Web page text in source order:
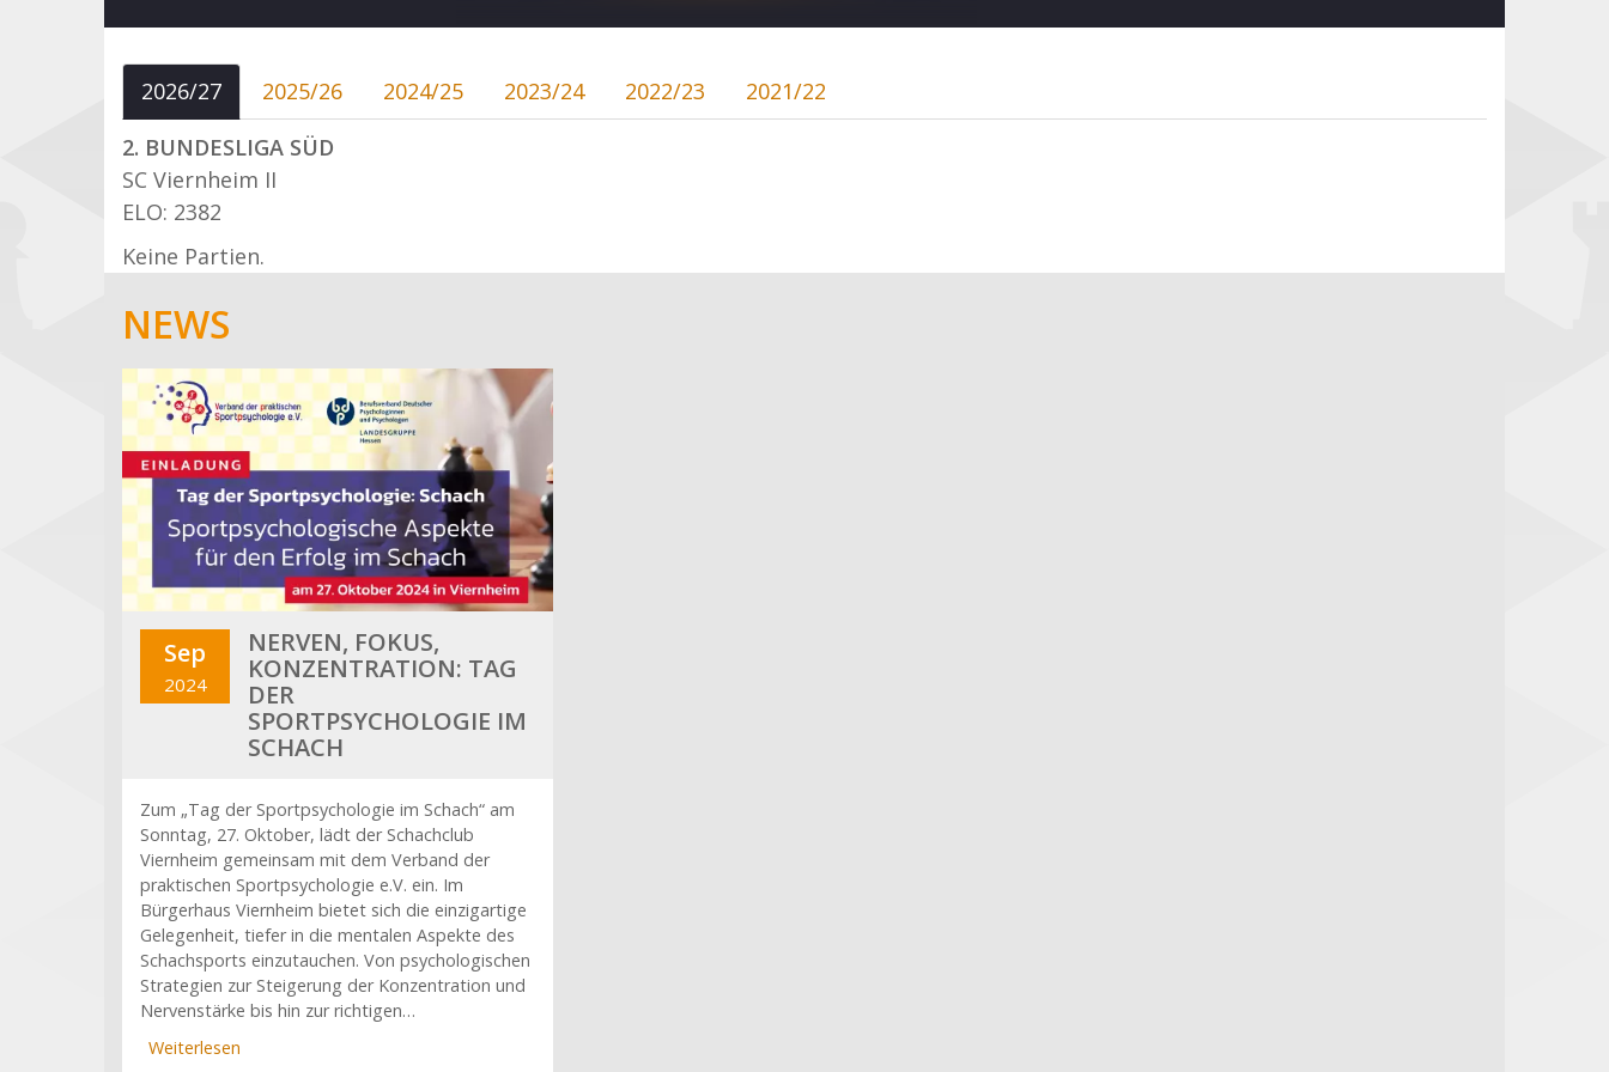
2026/27 2025/26 2024/25 2023/24 2022/23
2021/22
2. BUNDESLIGA SÜD
SC Viernheim II
ELO: 2382
Keine Partien.
NEWS
Sep
2024
NERVEN, FOKUS,
KONZENTRATION: TAG
DER
SPORTPSYCHOLOGIE IM
SCHACH
Zum „Tag der Sportpsychologie im Schach“ am
Sonntag, 27. Oktober, lädt der Schachclub
Viernheim gemeinsam mit dem Verband der
praktischen Sportpsychologie e.V. ein. Im
Bürgerhaus Viernheim bietet sich die einzigartige
Gelegenheit, tiefer in die mentalen Aspekte des
Schachsports einzutauchen. Von psychologischen
Strategien zur Steigerung der Konzentration und
Nervenstärke bis hin zur richtigen…
Weiterlesen